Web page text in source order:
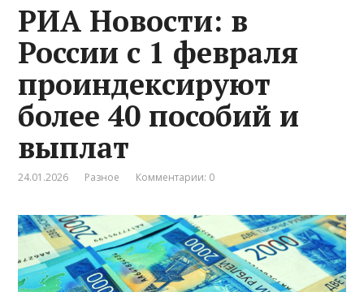
РИА Новости: в
России с 1 февраля
проиндексируют
более 40 пособий и
выплат
24.01.2026 Разное Комментарии: 0